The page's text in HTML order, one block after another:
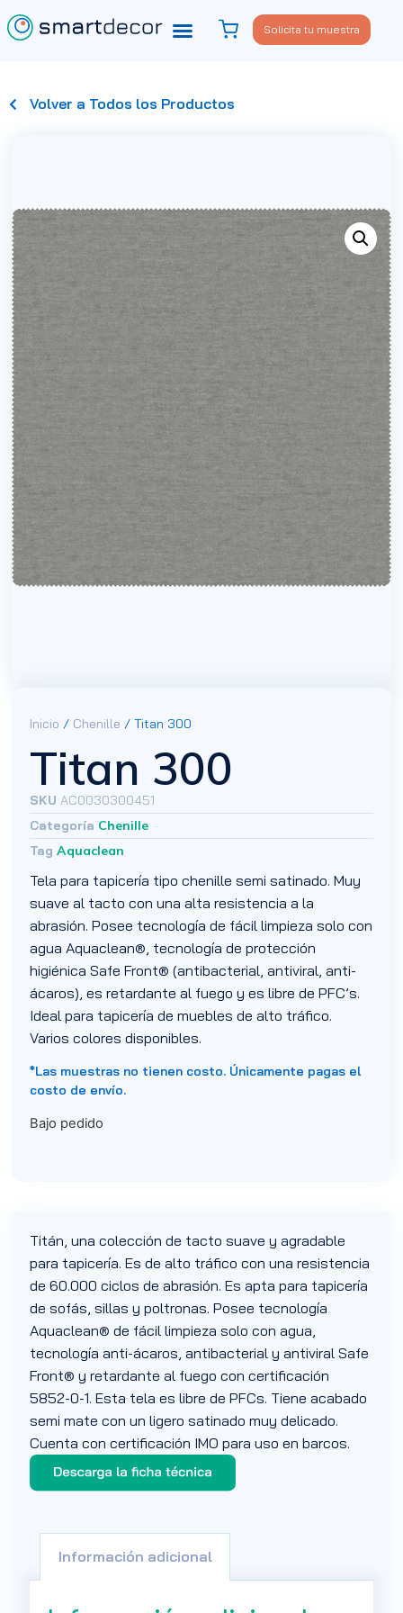
Solicita tu muestra
Volver a Todos los Productos
Inicio / Chenille / Titan 300
Titan 300
SKUAC0030300451
Categoría Chenille
Tag Aquaclean
Tela para tapicería tipo chenille semi satinado. Muy
suave al tacto con una alta resistencia a la
abrasión. Posee tecnología de fácil limpieza solo con
agua Aquaclean®, tecnología de protección
higiénica Safe Front® (antibacterial, antiviral, anti-
ácaros), es retardante al fuego y es libre de PFC’s.
Ideal para tapicería de muebles de alto tráfico.
Varios colores disponibles.
*Las muestras no tienen costo. Únicamente pagas el
costo de envío.
Bajo pedido
Titán, una colección de tacto suave y agradable
para tapicería. Es de alto tráfico con una resistencia
de 60.000 ciclos de abrasión. Es apta para tapicería
de sofás, sillas y poltronas. Posee tecnología
Aquaclean® de fácil limpieza solo con agua,
tecnología anti-ácaros, antibacterial y antiviral Safe
Front® y retardante al fuego con certificación
5852-0-1. Esta tela es libre de PFCs. Tiene acabado
semi mate con un ligero satinado muy delicado.
Cuenta con certificación IMO para uso en barcos.
Información adicional